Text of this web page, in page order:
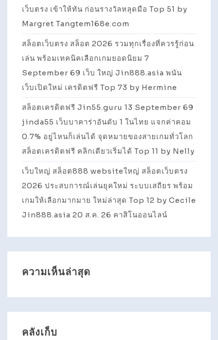
เว็บตรง เข้าให้ทัน ก่อนรางวัลหลุดมือ Top 51 by
Margret Tangtem168e.com
สล็อตเว็บตรง สล็อต 2026 รวมทุกเรื่องที่ควรรู้ก่อน
เล่น พร้อมเทคนิคเลือกเกมยอดนิยม 7
September 69 เว็บ ใหญ่ Jin888.asia พนัน
เว็บเปิดใหม่ เครดิตฟรี Top 73 by Hermine
สล็อตเครดิตฟรี Jin55.guru 13 September 69
jinda55 เว็บบาคาร่าอันดับ 1 ในไทย แจกค่าคอม
0.7% อยู่ไหนก็เล่นได้ จุดหมายของสายเกมทั่วโลก
สล็อตเครดิตฟรี คลิกเดียวเริ่มได้ Top 11 by Nelly
เว็บใหญ่ สล็อต888 websiteใหญ่ สล็อตเว็บตรง
2026 ประสบการณ์เล่นยุคใหม่ ระบบเสถียร พร้อม
เกมให้เลือกมากมาย ใหม่ล่าสุด Top 12 by Cecile
Jin888.asia 20 ส.ค. 26 คาสิโนออนไลน์
ความเห็นล่าสุด
คลังเก็บ